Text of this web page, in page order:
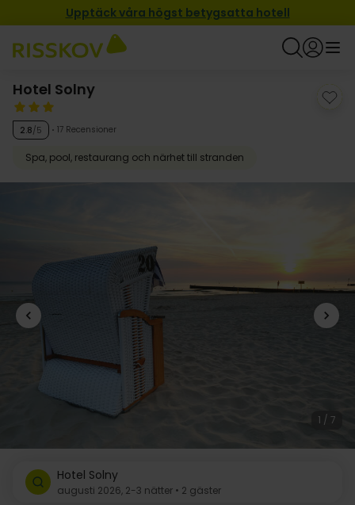
Upptäck våra högst betygsatta hotell
Hotel Solny
2.8/5 17 Recensioner
Spa, pool, restaurang och närhet till stranden
1 / 7
Hotel Solny
augusti 2026, 2-3 nätter • 2 gäster